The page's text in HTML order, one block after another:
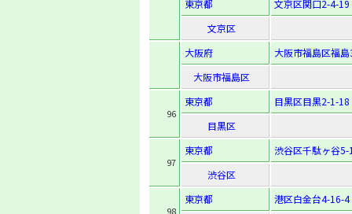
東京都
文京区関口2-4-19
文京区
大阪府
大阪市福島区福
大阪市福島区
96
東京都
目黒区目黒2-1-18
目黒区
97
東京都
渋谷区千駄ヶ谷
渋谷区
98
東京都
港区白金台4-16-4